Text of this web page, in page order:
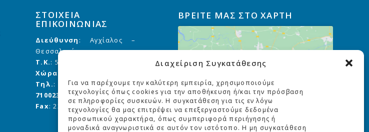
Διαχείριση Συγκατάθεσης
Για να παρέχουμε την καλύτερη εμπειρία, χρησιμοποιούμε
τεχνολογίες όπως cookies για την αποθήκευση ή/και την πρόσβαση
σε πληροφορίες συσκευών. Η συγκατάθεση για τις εν λόγω
τεχνολογίες θα μας επιτρέψει να επεξεργαστούμε δεδομένα
προσωπικού χαρακτήρα, όπως συμπεριφορά περιήγησης ή
μοναδικά αναγνωριστικά σε αυτόν τον ιστότοπο. Η μη συγκατάθεση
ΣΤΟΙΧΕΙΑ
ΕΠΙΚΟΙΝΩΝΙΑΣ
Διεύθυνση : Αγχίαλος –
Θεσσαλονίκης
Τ.Κ.: 57 008
Χώρα
Τηλ.: 2310 710020,710021,
710023
Fax: 2310 710 023
ΒΡΕΙΤΕ ΜΑΣ ΣΤΟ ΧΑΡΤΗ
Κάντε κλικ για να αποδεχτείτε
και να ενεργοποιήσετε αυτό
το περιεχόμενο